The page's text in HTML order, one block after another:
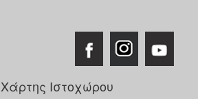
Χάρτης Ιστοχώρου